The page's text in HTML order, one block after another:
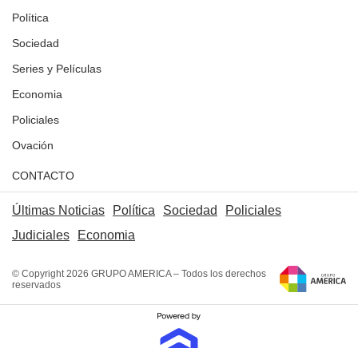
Política
Sociedad
Series y Películas
Economia
Policiales
Ovación
CONTACTO
Últimas Noticias Política Sociedad
Policiales
Judiciales
Economia
© Copyright 2026 GRUPO AMERICA – Todos los derechos
reservados